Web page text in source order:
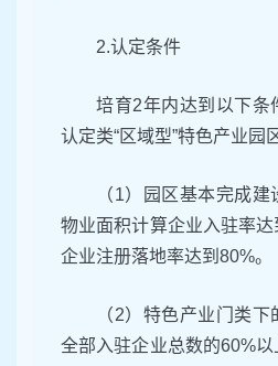
2.认定条件
培育2年内达到以下条
认定类“区域型”特色产业园
（1）园区基本完成
物业面积计算企业入驻率
企业注册落地率达到80%。
（2）特色产业门类
全部入驻企业总数的60%